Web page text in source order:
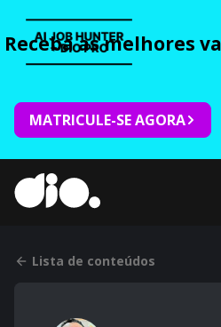
Receba as melhores
MATRICULE-SE AGORA
Lista de conteúdos